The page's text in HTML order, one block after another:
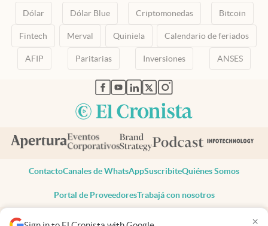
×
Dólar Dólar Blue Criptomonedas Bitcoin
Fintech Merval Quiniela Calendario de feriados
AFIP Paritarias Inversiones ANSES
abre en nueva pestaña
abre en nueva pestaña
abre en nueva pestaña
abre en nueva pestaña
abre en nueva pestaña
ContactoCanales de WhatsAppSuscribiteQuiénes Somos
Portal de ProveedoresTrabajá con nosotros